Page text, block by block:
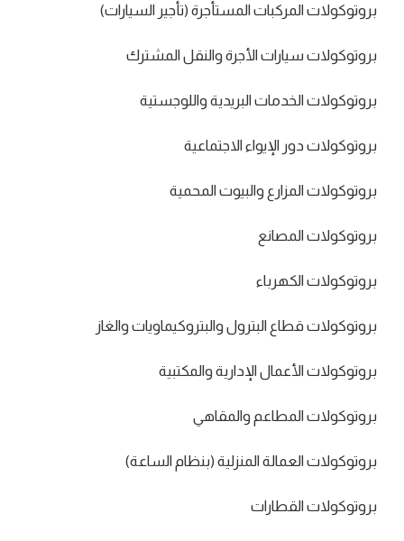
بروتوكولات المركبات المستأجرة (تأجير السيارات)
بروتوكولات سيارات الأجرة والنقل المشترك
بروتوكولات الخدمات البريدية واللوجستية
بروتوكولات دور الإيواء الاجتماعية
بروتوكولات المزارع والبيوت المحمية
بروتوكولات المصانع
بروتوكولات الكهرباء
بروتوكولات قطاع البترول والبتروكيماويات والغاز
بروتوكولات الأعمال الإدارية والمكتبية
بروتوكولات المطاعم والمقاهي
بروتوكولات العمالة المنزلية (بنظام الساعة)
بروتوكولات القطارات